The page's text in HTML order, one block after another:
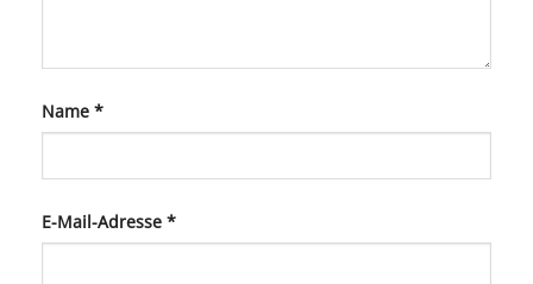
Name *
E-Mail-Adresse *